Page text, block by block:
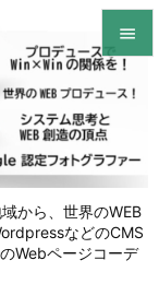
から、世界のWEB
などのCMS
Webページコーデ


メニュ
サイド

前へ
